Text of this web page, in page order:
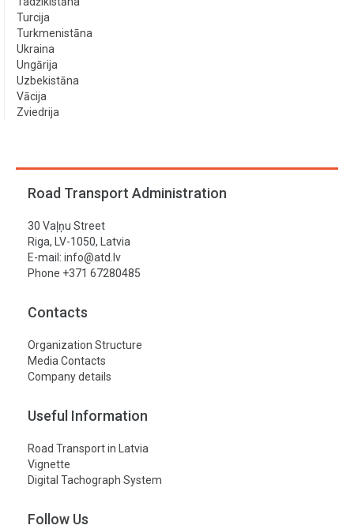
Turcija
Turkmenistāna
Ukraina
Ungārija
Uzbekistāna
Vācija
Zviedrija
Road Transport Administration
30 Vaļņu Street
Riga, LV-1050, Latvia
E-mail: info@atd.lv
Phone +371 67280485
Contacts
Organization Structure
Media Contacts
Company details
Useful Information
Road Transport in Latvia
Vignette
Digital Tachograph System
Follow Us